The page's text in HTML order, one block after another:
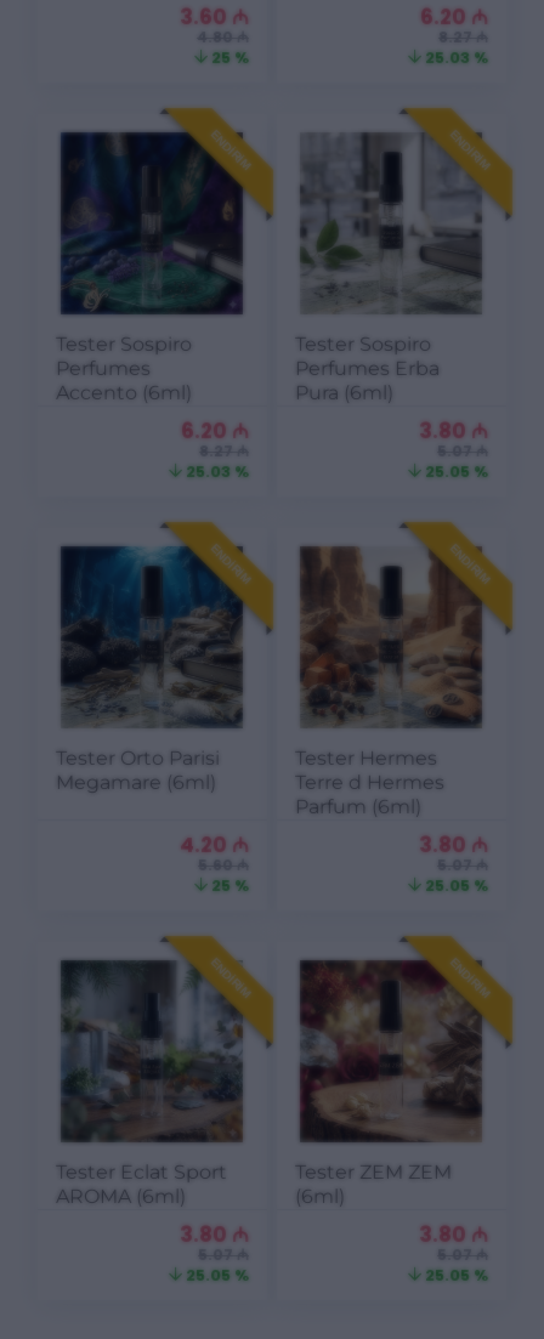
3.60 ₼
4.80 ₼
25 %
6.20 ₼
8.27 ₼
25.03 %
ENDIRIM
Tester Sospiro
Perfumes
Accento (6ml)
6.20 ₼
8.27 ₼
25.03 %
ENDIRIM
Tester Sospiro
Perfumes Erba
Pura (6ml)
3.80 ₼
5.07 ₼
25.05 %
ENDIRIM
Tester Orto Parisi
Megamare (6ml)
4.20 ₼
5.60 ₼
25 %
ENDIRIM
Tester Hermes
Terre d Hermes
Parfum (6ml)
3.80 ₼
5.07 ₼
25.05 %
ENDIRIM
Tester Eclat Sport
AROMA (6ml)
3.80 ₼
5.07 ₼
25.05 %
ENDIRIM
Tester ZEM ZEM
(6ml)
3.80 ₼
5.07 ₼
25.05 %